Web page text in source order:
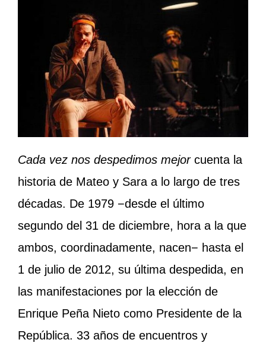
Cada vez nos despedimos mejorcuenta la
historia de Mateo y Sara a lo largo de tres
décadas. De 1979 −desde el último
segundo del 31 de diciembre, hora a la que
ambos, coordinadamente, nacen− hasta el
1 de julio de 2012, su última despedida, en
las manifestaciones por la elección de
Enrique Peña Nieto como Presidente de la
República. 33 años de encuentros y